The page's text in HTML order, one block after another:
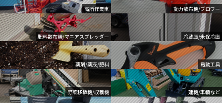
高所作業車 動力散布機/ブロワー
肥料散布機/マニアスプレッダー 冷蔵庫/米保冷庫
薬剤/薬液/肥料 電動工具
野菜移植機/収穫機 建機/車輌など